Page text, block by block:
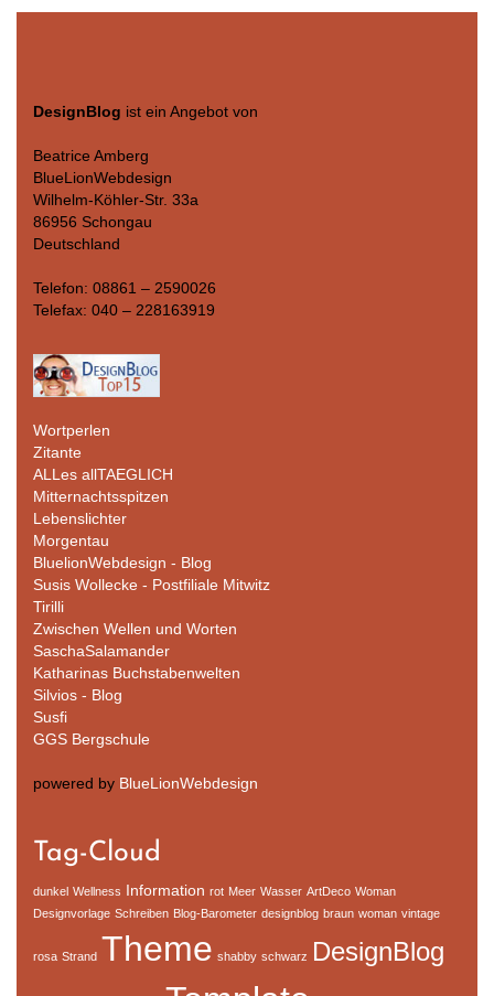
DesignBlog ist ein Angebot von
Beatrice Amberg
BlueLionWebdesign
Wilhelm-Köhler-Str. 33a
86956 Schongau
Deutschland
Telefon: 08861 – 2590026
Telefax: 040 – 228163919
Wortperlen
Zitante
ALLes allTAEGLICH
Mitternachtsspitzen
Lebenslichter
Morgentau
BluelionWebdesign - Blog
Susis Wollecke - Postfiliale Mitwitz
Tirilli
Zwischen Wellen und Worten
SaschaSalamander
Katharinas Buchstabenwelten
Silvios - Blog
Susfi
GGS Bergschule
powered by BlueLionWebdesign
Tag-Cloud
dunkel Wellness Information rot Meer Wasser ArtDeco Woman
Designvorlage Schreiben Blog-Barometer designblog braun woman vintage
rosa Strand Theme shabby schwarz DesignBlog